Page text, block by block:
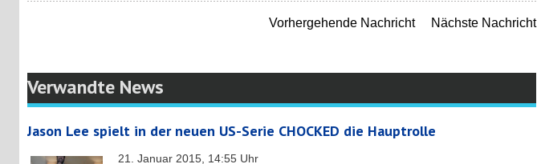
Vorhergehende Nachricht Nächste Nachricht
Verwandte News
Jason Lee spielt in der neuen US-Serie CHOCKED die Hauptrolle
21. Januar 2015, 14:55 Uhr